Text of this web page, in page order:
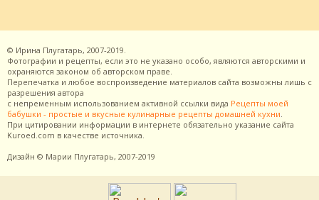
© Ирина Плугатарь, 2007-2019.
Фотографии и рецепты, если это не указано особо, являются авторскими и
охраняются законом об авторском праве.
Перепечатка и любое воспроизведение материалов сайта возможны лишь с
разрешения автора
с непременным использованием активной ссылки вида Рецепты моей
бабушки - простые и вкусные кулинарные рецепты домашней кухни.
При цитировании информации в интернете обязательно указание сайта
Kuroed.com в качестве источника.
Дизайн © Марии Плугатарь, 2007-2019